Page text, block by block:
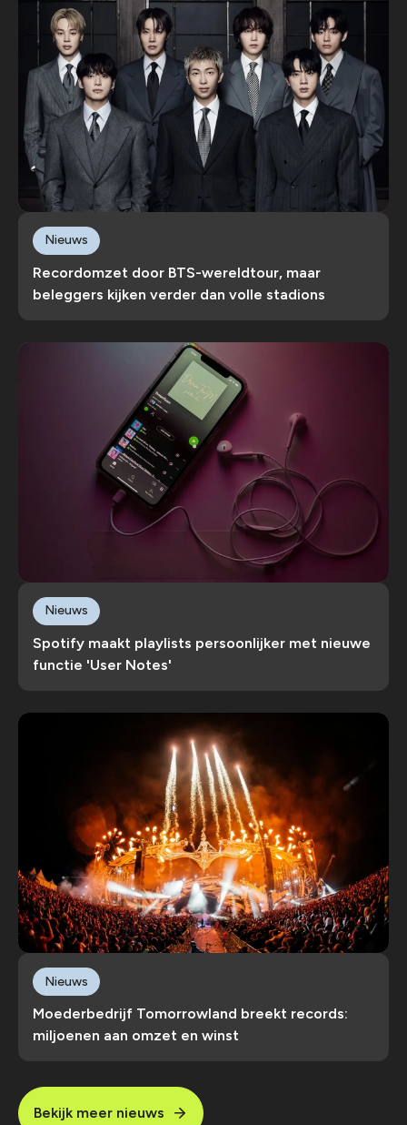
Recordomzet door BTS-wereldtour, maar
beleggers kijken verder dan volle stadions
Nieuws
Spotify maakt playlists persoonlijker met nieuwe
functie 'User Notes'
Nieuws
Moederbedrijf Tomorrowland breekt records:
miljoenen aan omzet en winst
Nieuws
Bekijk meer nieuws